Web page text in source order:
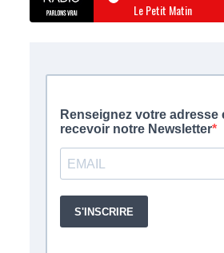
Le Petit Matin